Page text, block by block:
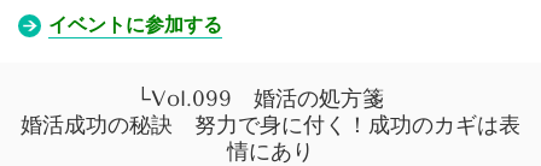
イベントに参加する
└Vol.099 婚活の処方箋
婚活成功の秘訣 努力で身に付く！成功のカギは表
情にあり